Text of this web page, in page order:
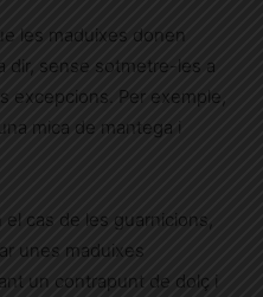
les maduixes donen
dir, sense sotmetre-les a
excepcions. Per exemple,
mica de mantega i
el cas de les guarnicions,
unes maduixes
un contrapunt de dolç i